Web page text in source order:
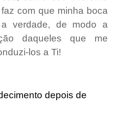
com que minha boca
a verdade, de modo a
daqueles que me
los a Ti!
depois de